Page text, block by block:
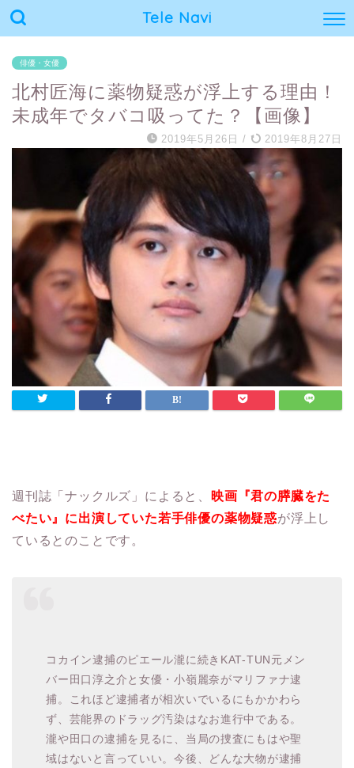
Tele Navi
俳優・女優
北村匠海に薬物疑惑が浮上する理由！
未成年でタバコ吸ってた？【画像】
2019年5月26日 / 2019年8月27日
週刊誌「ナックルズ」によると、
映画『君の膵臓をた
べたい』に出演していた若手俳優の薬物疑惑が浮上し
ているとのことです。
コカイン逮捕のピエール瀧に続きKAT-TUN元メン
バー田口淳之介と女優・小嶺麗奈がマリファナ逮
捕。これほど逮捕者が相次いでいるにもかかわら
ず、芸能界のドラッグ汚染はなお進行中である。
瀧や田口の逮捕を見るに、当局の捜査にもはや聖
域はないと言っていい。今後、どんな大物が逮捕